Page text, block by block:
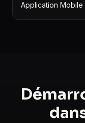
Application Mobile